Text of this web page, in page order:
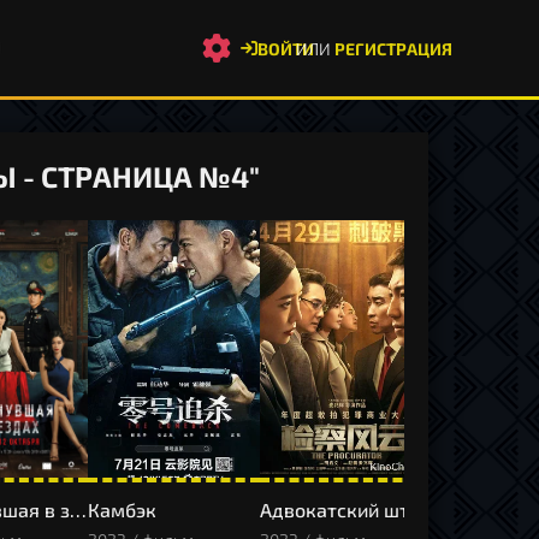
ВОЙТИИЛИ РЕГИСТРАЦИЯ
- СТРАНИЦА №4"
Исчезнувшая в звездахКамбэк